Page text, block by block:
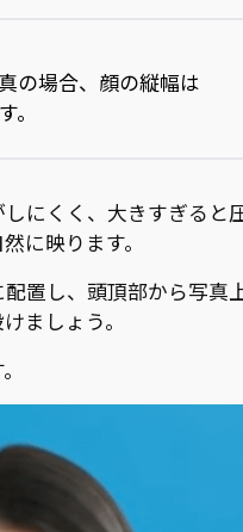
の場合、顔の縦幅は
にくく、大きすぎると
に映ります。
置し、頭頂部から写真
ましょう。